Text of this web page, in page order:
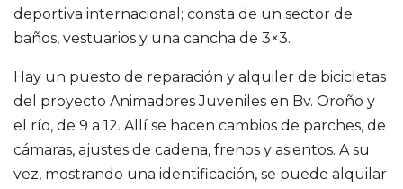
deportiva internacional; consta de un sector de
baños, vestuarios y una cancha de 3×3.
Hay un puesto de reparación y alquiler de bicicletas
del proyecto Animadores Juveniles en Bv. Oroño y
el río, de 9 a 12. Allí se hacen cambios de parches, de
cámaras, ajustes de cadena, frenos y asientos. A su
vez, mostrando una identificación, se puede alquilar